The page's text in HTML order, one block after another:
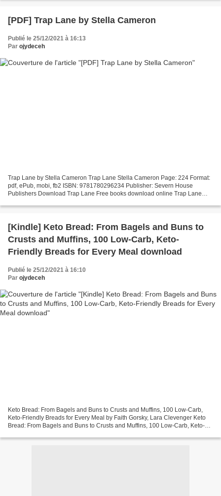
google descargar...
[PDF] Trap Lane by Stella Cameron
Publié le 25/12/2021 à 16:13
Par ojydeceh
Trap Lane by Stella Cameron Trap Lane Stella Cameron Page: 224 Format:
pdf, ePub, mobi, fb2 ISBN: 9781780296234 Publisher: Severn House
Publishers Download Trap Lane Free books download online Trap Lane
[Kindle] Keto Bread: From Bagels and Buns to
Crusts and Muffins, 100 Low-Carb, Keto-
Friendly Breads for Every Meal download
Publié le 25/12/2021 à 16:10
Par ojydeceh
Keto Bread: From Bagels and Buns to Crusts and Muffins, 100 Low-Carb,
Keto-Friendly Breads for Every Meal by Faith Gorsky, Lara Clevenger Keto
Bread: From Bagels and Buns to Crusts and Muffins, 100 Low-Carb, Keto-